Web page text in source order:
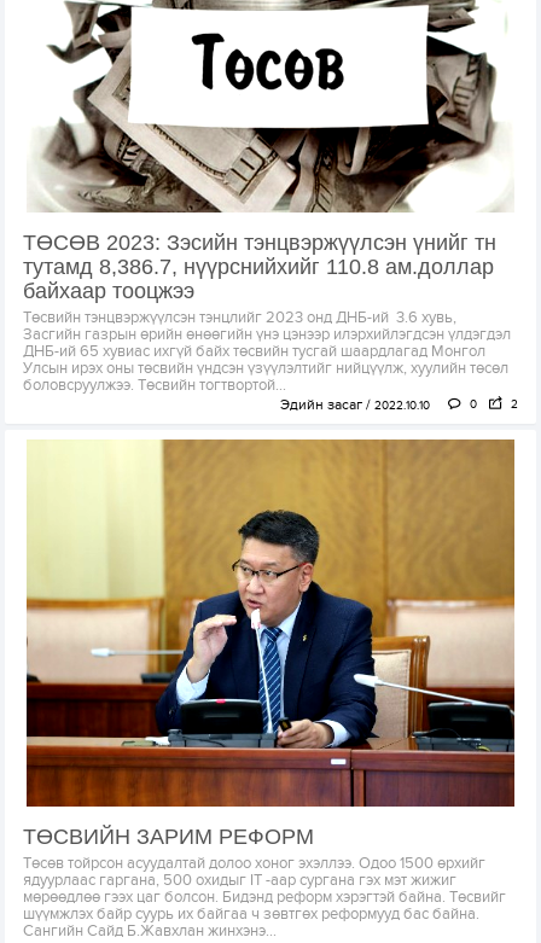
ТӨСӨВ 2023: Зэсийн тэнцвэржүүлсэн үнийг тн
тутамд 8,386.7, нүүрснийхийг 110.8 ам.доллар
байхаар тооцжээ
Төсвийн тэнцвэржүүлсэн тэнцлийг 2023 онд ДНБ-ий 3.6 хувь,
Засгийн газрын өрийн өнөөгийн үнэ цэнээр илэрхийлэгдсэн үлдэгдэл
ДНБ-ий 65 хувиас ихгүй байх төсвийн тусгай шаардлагад Монгол
Улсын ирэх оны төсвийн үндсэн үзүүлэлтийг нийцүүлж, хуулийн төсөл
боловсруулжээ. Төсвийн тогтвортой...
Эдийн засаг 2022.10.10 0 2
ТӨСВИЙН ЗАРИМ РЕФОРМ
Төсөв тойрсон асуудалтай долоо хоног эхэллээ. Одоо 1500 өрхийг
ядуурлаас гаргана, 500 охидыг IT -аар сургана гэх мэт жижиг
мөрөөдлөө гээх цаг болсон. Бидэнд реформ хэрэгтэй байна. Төсвийг
шүүмжлэх байр суурь их байгаа ч зөвтгөх реформууд бас байна.
Сангийн Сайд Б.Жавхлан жинхэнэ...